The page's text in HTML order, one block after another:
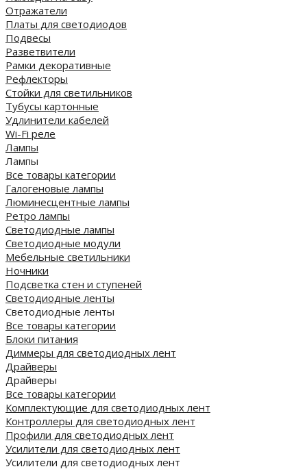
Отражатели
Платы для светодиодов
Подвесы
Разветвители
Рамки декоративные
Рефлекторы
Стойки для светильников
Тубусы картонные
Удлинители кабелей
Wi-Fi реле
Лампы
Лампы
Все товары категории
Галогеновые лампы
Люминесцентные лампы
Ретро лампы
Светодиодные лампы
Светодиодные модули
Мебельные светильники
Ночники
Подсветка стен и ступеней
Светодиодные ленты
Светодиодные ленты
Все товары категории
Блоки питания
Диммеры для светодиодных лент
Драйверы
Драйверы
Все товары категории
Комплектующие для светодиодных лент
Контроллеры для светодиодных лент
Профили для светодиодных лент
Усилители для светодиодных лент
Усилители для светодиодных лент